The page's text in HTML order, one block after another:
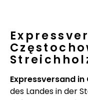
Expressversand
des Landes in der